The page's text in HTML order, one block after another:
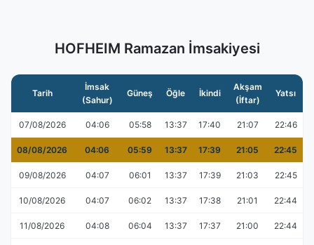
HOFHEIM Ramazan İmsakiyesi
Tarih
İmsak
(Sahur)
Güneş Öğle İkindi
Akşam
(İftar)
Yatsı
07/08/2026 04:06 05:58 13:37 17:40 21:07 22:46
08/08/2026 04:06 05:59 13:37 17:39 21:05 22:45
09/08/2026 04:07 06:01 13:37 17:39 21:03 22:45
10/08/2026 04:07 06:02 13:37 17:38 21:01 22:44
11/08/2026 04:08 06:04 13:37 17:37 21:00 22:44